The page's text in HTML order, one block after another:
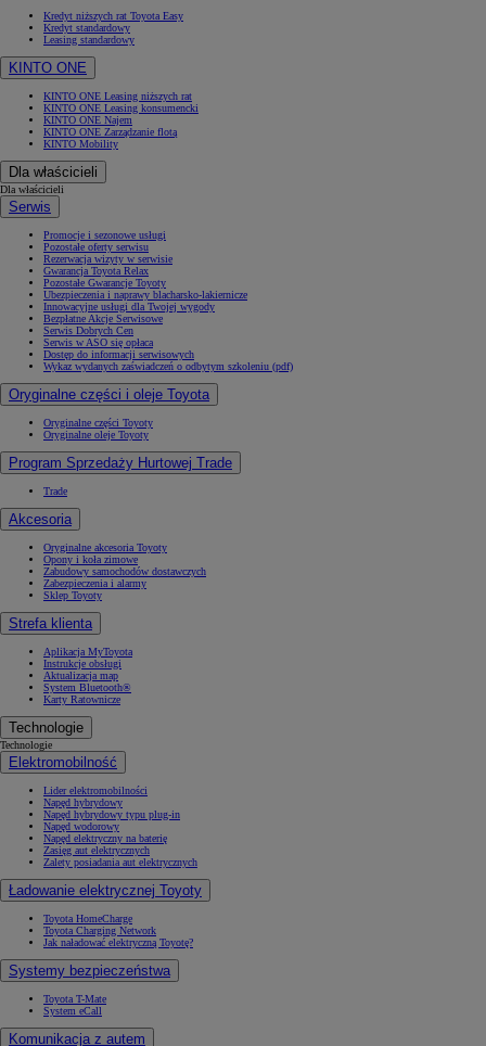
Kredyt niższych rat Toyota Easy
Kredyt standardowy
Leasing standardowy
KINTO ONE
KINTO ONE Leasing niższych rat
KINTO ONE Leasing konsumencki
KINTO ONE Najem
KINTO ONE Zarządzanie flotą
KINTO Mobility
Dla właścicieli
Dla właścicieli
Serwis
Promocje i sezonowe usługi
Pozostałe oferty serwisu
Rezerwacja wizyty w serwisie
Gwarancja Toyota Relax
Pozostałe Gwarancje Toyoty
Ubezpieczenia i naprawy blacharsko-lakiernicze
Innowacyjne usługi dla Twojej wygody
Bezpłatne Akcje Serwisowe
Serwis Dobrych Cen
Serwis w ASO się opłaca
Dostęp do informacji serwisowych
Wykaz wydanych zaświadczeń o odbytym szkoleniu (pdf)
Oryginalne części i oleje Toyota
Oryginalne części Toyoty
Oryginalne oleje Toyoty
Program Sprzedaży Hurtowej Trade
Trade
Akcesoria
Oryginalne akcesoria Toyoty
Opony i koła zimowe
Zabudowy samochodów dostawczych
Zabezpieczenia i alarmy
Sklep Toyoty
Strefa klienta
Aplikacja MyToyota
Instrukcje obsługi
Aktualizacja map
System Bluetooth®
Karty Ratownicze
Technologie
Technologie
Elektromobilność
Lider elektromobilności
Napęd hybrydowy
Napęd hybrydowy typu plug-in
Napęd wodorowy
Napęd elektryczny na baterię
Zasięg aut elektrycznych
Zalety posiadania aut elektrycznych
Ładowanie elektrycznej Toyoty
Toyota HomeCharge
Toyota Charging Network
Jak naładować elektryczną Toyotę?
Systemy bezpieczeństwa
Toyota T-Mate
System eCall
Komunikacja z autem